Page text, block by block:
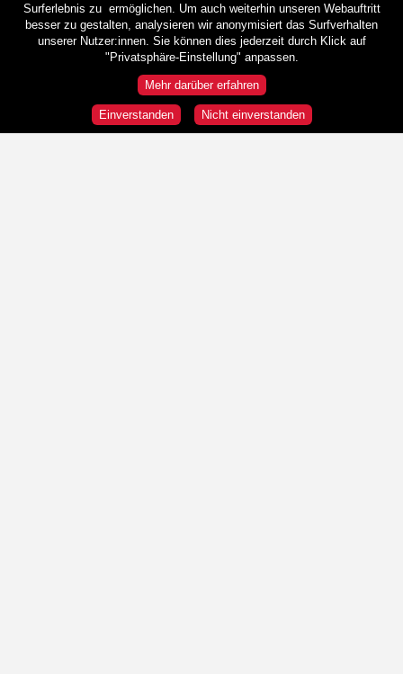
Surferlebnis zu ermöglichen. Um auch weiterhin unseren Webauftritt
besser zu gestalten, analysieren wir anonymisiert das Surfverhalten
unserer Nutzer:innen. Sie können dies jederzeit durch Klick auf
"Privatsphäre-Einstellung" anpassen.
Mehr darüber erfahren
Einverstanden Nicht einverstanden